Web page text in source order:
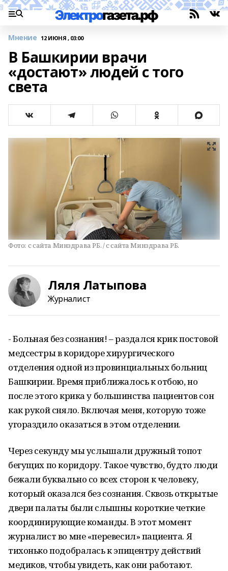
Мнение 12 ИЮНЯ , 03:00
В Башкирии врачи
«достают» людей с того
света
Фото: с сайта Минздрава РБ. / с сайта Минздрава РБ.
Ляля Латыпова
Журналист
- Больная без сознания! – раздался крик постовой
медсестры в коридоре хирургического
отделения одной из провинциальных больниц
Башкирии. Время приближалось к отбою, но
после этого крика у большинства пациентов сон
как рукой сняло. Включая меня, которую тоже
угораздило оказаться в этом отделении.
Через секунду мы услышали дружный топот
бегущих по коридору. Такое чувство, будто люди
бежали буквально со всех сторон к человеку,
который оказался без сознания. Сквозь открытые
двери палаты были слышны короткие четкие
координирующие команды. В этот момент
журналист во мне «перевесил» пациента. Я
тихонько подобралась к эпицентру действий
медиков, чтобы увидеть, как они работают.